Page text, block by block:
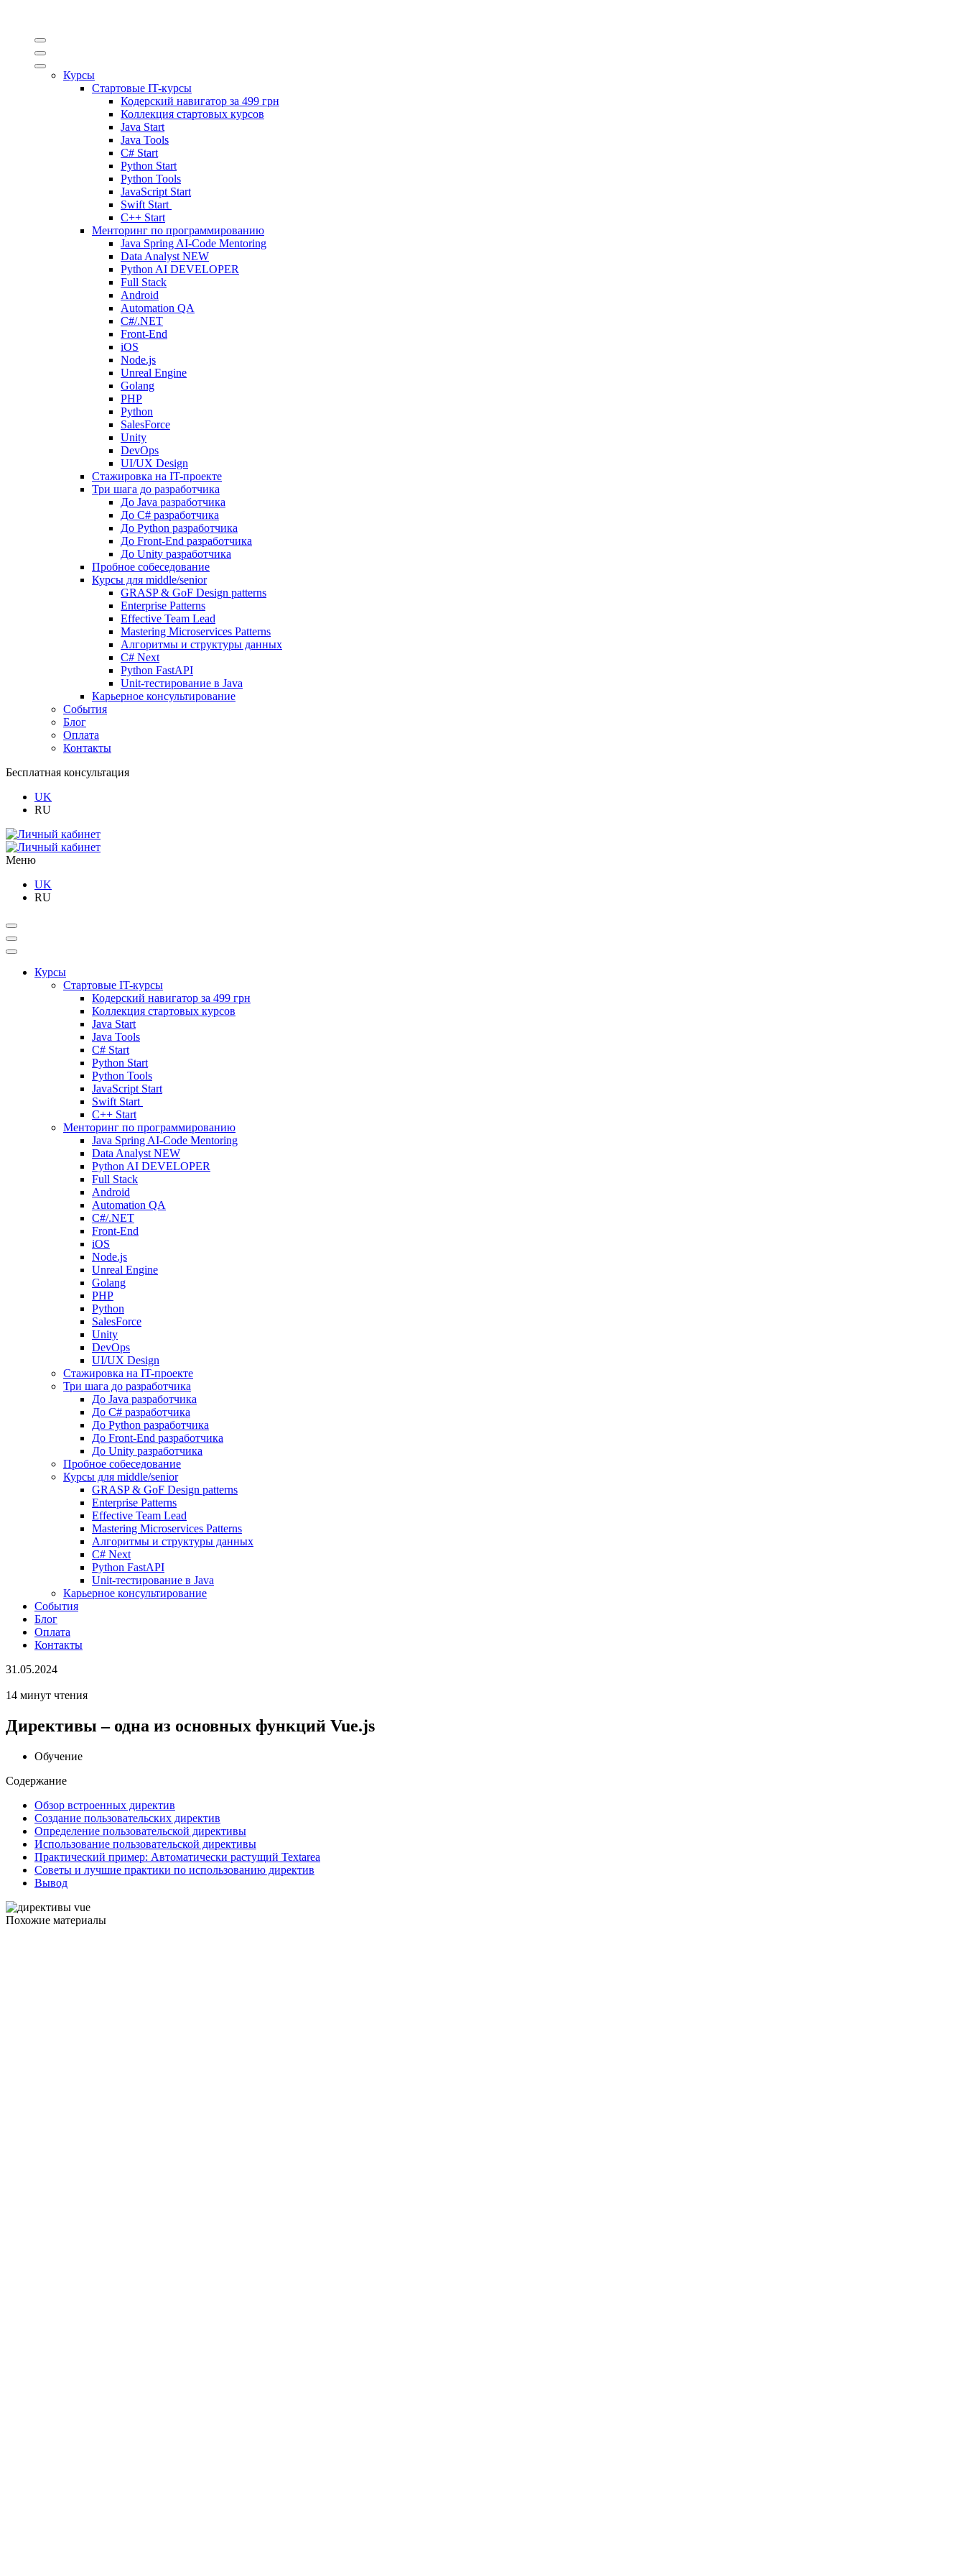
Курсы
Стартовые IT-курсы
Кодерский навигатор за 499 грн
Коллекция стартовых курсов
Java Start
Java Tools
C# Start
Python Start
Python Tools
JavaScript Start
Swift Start
C++ Start
Менторинг по программированию
Java Spring AI-Code Mentoring
Data Analyst NEW
Python AI DEVELOPER
Full Stack
Android
Automation QA
C#/.NET
Front-End
iOS
Node.js
Unreal Engine
Golang
PHP
Python
SalesForce
Unity
DevOps
UI/UX Design
Стажировка на IT-проекте
Три шага до разработчика
До Java разработчика
До C# разработчика
До Python разработчика
До Front-End разработчика
До Unity разработчика
Пробное собеседование
Курсы для middle/senior
GRASP & GoF Design patterns
Enterprise Patterns
Effective Team Lead
Mastering Microservices Patterns
Алгоритмы и структуры данных
C# Next
Python FastAPI
Unit-тестирование в Java
Карьерное консультирование
События
Блог
Оплата
Контакты
Бесплатная консультация
UK
RU
Меню
UK
RU
Курсы
Стартовые IT-курсы
Кодерский навигатор за 499 грн
Коллекция стартовых курсов
Java Start
Java Tools
C# Start
Python Start
Python Tools
JavaScript Start
Swift Start
C++ Start
Менторинг по программированию
Java Spring AI-Code Mentoring
Data Analyst NEW
Python AI DEVELOPER
Full Stack
Android
Automation QA
C#/.NET
Front-End
iOS
Node.js
Unreal Engine
Golang
PHP
Python
SalesForce
Unity
DevOps
UI/UX Design
Стажировка на IT-проекте
Три шага до разработчика
До Java разработчика
До C# разработчика
До Python разработчика
До Front-End разработчика
До Unity разработчика
Пробное собеседование
Курсы для middle/senior
GRASP & GoF Design patterns
Enterprise Patterns
Effective Team Lead
Mastering Microservices Patterns
Алгоритмы и структуры данных
C# Next
Python FastAPI
Unit-тестирование в Java
Карьерное консультирование
События
Блог
Оплата
Контакты
31.05.2024
14 минут чтения
Директивы – одна из основных функций Vue.js
Обучение
Содержание
Обзор встроенных директив
Создание пользовательских директив
Определение пользовательской директивы
Использование пользовательской директивы
Практический пример: Автоматически растущий Textarea
Советы и лучшие практики по использованию директив
Вывод
Похожие материалы